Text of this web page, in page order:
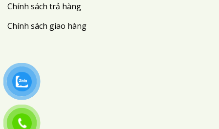
Chính sách trả hàng
Chính sách giao hàng